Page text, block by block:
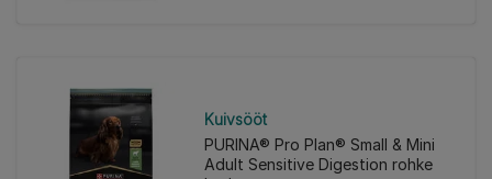
Kuivsööt
PURINA® Pro Plan® Small & Mini
Adult Sensitive Digestion rohke